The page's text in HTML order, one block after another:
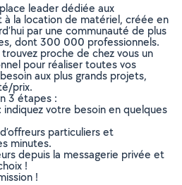
leader dédiée aux
la location de matériel, créée en
par une communauté de plus
dont 300 000 professionnels.
proche de chez vous un
pour réaliser toutes vos
aux plus grands projets,
prix.
3 étapes :
votre besoin en quelques
particuliers et
minutes.
depuis la messagerie privée et
!
!